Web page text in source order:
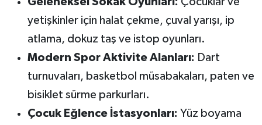
yetişkinler için halat çekme, çuval yarışı, ip
atlama, dokuz taş ve istop oyunları.
Modern Spor Aktivite Alanları: Dart
turnuvaları, basketbol müsabakaları, paten ve
bisiklet sürme parkurları.
Çocuk Eğlence İstasyonları: Yüz boyama